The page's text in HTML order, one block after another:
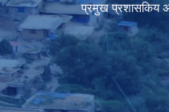
प्रमुख प्रशासकिय